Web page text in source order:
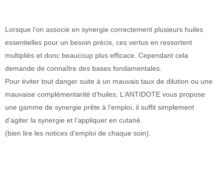
Lorsque l’on associe en synergie correctement plusieurs huiles
essentielles pour un besoin précis, ces vertus en ressortent
multipliés et donc beaucoup plus efficace. Cependant cela
demande de connaître des bases fondamentales.
Pour éviter tout danger suite à un mauvais taux de dilution ou une
mauvaise complémentarité d’huiles, L’ANTIDOTE vous propose
une gamme de synergie prête à l’emploi, il suffit simplement
d’agiter la synergie et l’appliquer en cutané.
(bien lire les notices d’emploi de chaque soin).